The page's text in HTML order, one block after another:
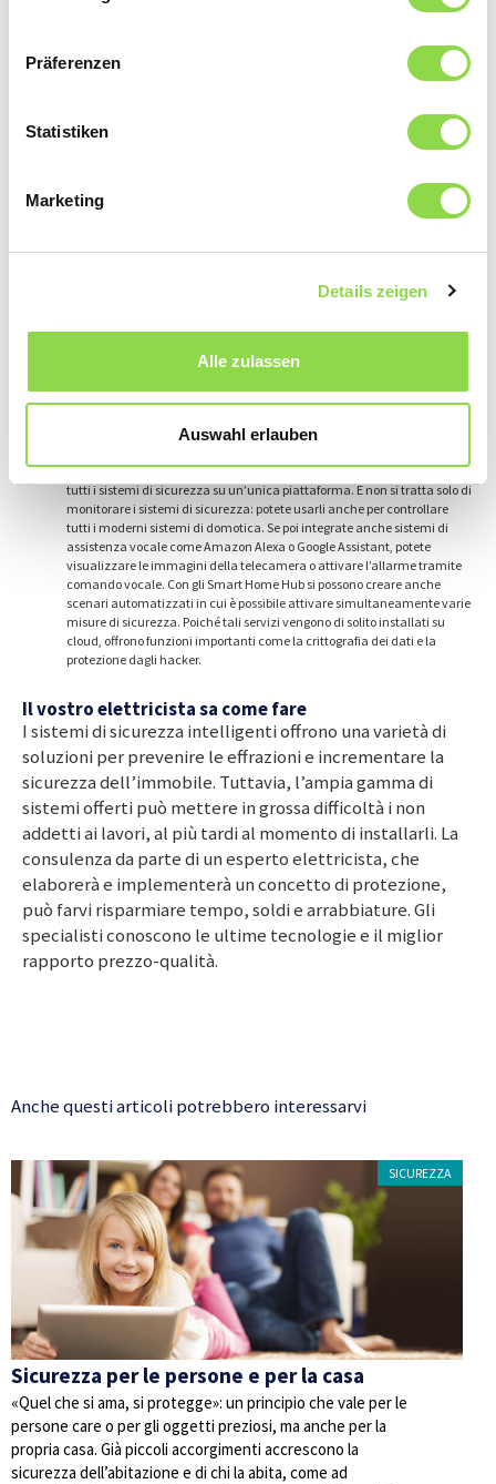
Präferenzen
Statistiken
Marketing
Details zeigen
Alle zulassen
Auswahl erlauben
anche qui in Europa: si tratta delle cosiddette Smart Locks e dei sistemi
biometrici. Le prime sono serrature elettroniche intelligenti che possono
biometrici aumentano ulteriormente la sicurezza e funzionano con le
impronte digitali, il riconoscimento facciale o la scansione dell’iride. Con
sistemi del genere è anche possibile assegnare diritti d’accesso
scoraggiano i malintenzionati. Si può anche programmare
l’illuminazione in determinati orari per simulare la presenza di gente in
innanzitutto la sicurezza. Per esempio, posizionate le sorgenti luminose
essere predisposta in modo da essere chiaramente visibile dall’esterno e
illuminazione di alta qualità si ripaga a lungo termine e fornisce un
I cosiddetti Smart Home Hub consentono il controllo centralizzato di
tutti i sistemi di sicurezza su un’unica piattaforma. E non si tratta solo di
monitorare i sistemi di sicurezza: potete usarli anche per controllare
tutti i moderni sistemi di domotica. Se poi integrate anche sistemi di
assistenza vocale come Amazon Alexa o Google Assistant, potete
visualizzare le immagini della telecamera o attivare l’allarme tramite
comando vocale. Con gli Smart Home Hub si possono creare anche
scenari automatizzati in cui è possibile attivare simultaneamente varie
misure di sicurezza. Poiché tali servizi vengono di solito installati su
cloud, offrono funzioni importanti come la crittografia dei dati e la
protezione dagli hacker.
Il vostro elettricista sa come fare
I sistemi di sicurezza intelligenti offrono una varietà di
soluzioni per prevenire le effrazioni e incrementare la
sicurezza dell’immobile. Tuttavia, l’ampia gamma di
sistemi offerti può mettere in grossa difficoltà i non
addetti ai lavori, al più tardi al momento di installarli. La
consulenza da parte di un esperto elettricista, che
elaborerà e implementerà un concetto di protezione,
può farvi risparmiare tempo, soldi e arrabbiature. Gli
specialisti conoscono le ultime tecnologie e il miglior
rapporto prezzo-qualità.
Anche questi articoli potrebbero interessarvi
SICUREZZA
Sicurezza per le persone e per la casa
«Quel che si ama, si protegge»: un principio che vale per le
persone care o per gli oggetti preziosi, ma anche per la
propria casa. Già piccoli accorgimenti accrescono la
sicurezza dell’abitazione e di chi la abita, come ad